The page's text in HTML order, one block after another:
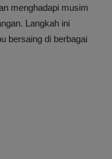
menghadapi musim
Langkah ini
bersaing di berbagai